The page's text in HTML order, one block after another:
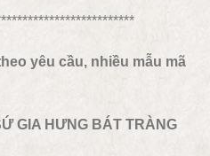
yêu cầu, nhiều mẫu mã
GIA HƯNG BÁT TRÀNG